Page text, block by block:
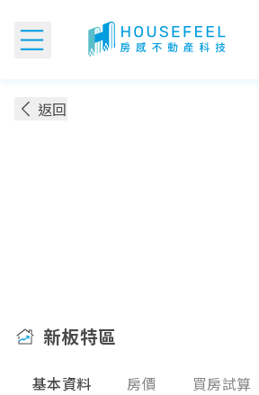
返回
新板特區
基本資料 房價 買房試算